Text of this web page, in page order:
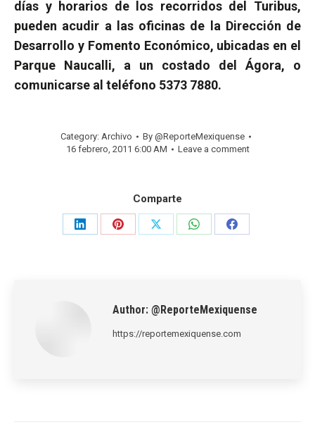
días y horarios de los recorridos del Turibus,
pueden acudir a las oficinas de la Dirección de
Desarrollo y Fomento Económico, ubicadas en el
Parque Naucalli, a un costado del Ágora, o
comunicarse al teléfono 5373 7880.
Category: Archivo By @ReporteMexiquense
16 febrero, 2011 6:00 AM
Leave a comment
Comparte
Share
Share
Share
Share
Share
Author: @ReporteMexiquense
https://reportemexiquense.com